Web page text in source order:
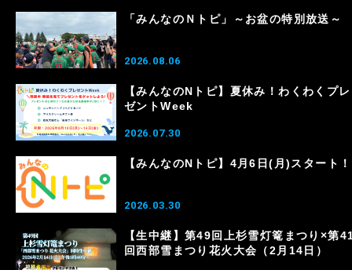
「みんなのＮトピ」～お盆の特別放送～
2026.08.06
【みんなのNトピ】夏休み！わくわくプレ
ゼントWeek
2026.07.30
【みんなのNトピ】4月6日(月)スタート！
2026.03.30
【生中継】第49回上杉雪灯篭まつり×第
回西部雪まつり花火大会（2月14日）